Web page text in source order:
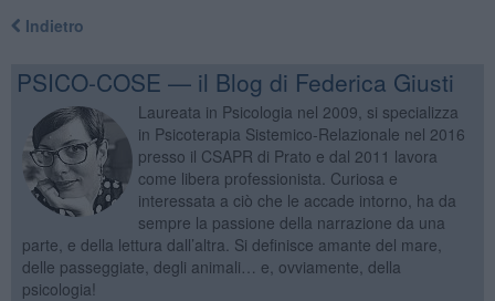
Indietro
PSICO-COSE — il Blog di Federica Giusti
Laureata in Psicologia nel 2009, si specializza
in Psicoterapia Sistemico-Relazionale nel 2016
presso il CSAPR di Prato e dal 2011 lavora
come libera professionista. Curiosa e
interessata a ciò che le accade intorno, ha da
sempre la passione della narrazione da una
parte, e della lettura dall’altra. Si definisce amante del mare,
delle passeggiate, degli animali… e, ovviamente, della
psicologia!